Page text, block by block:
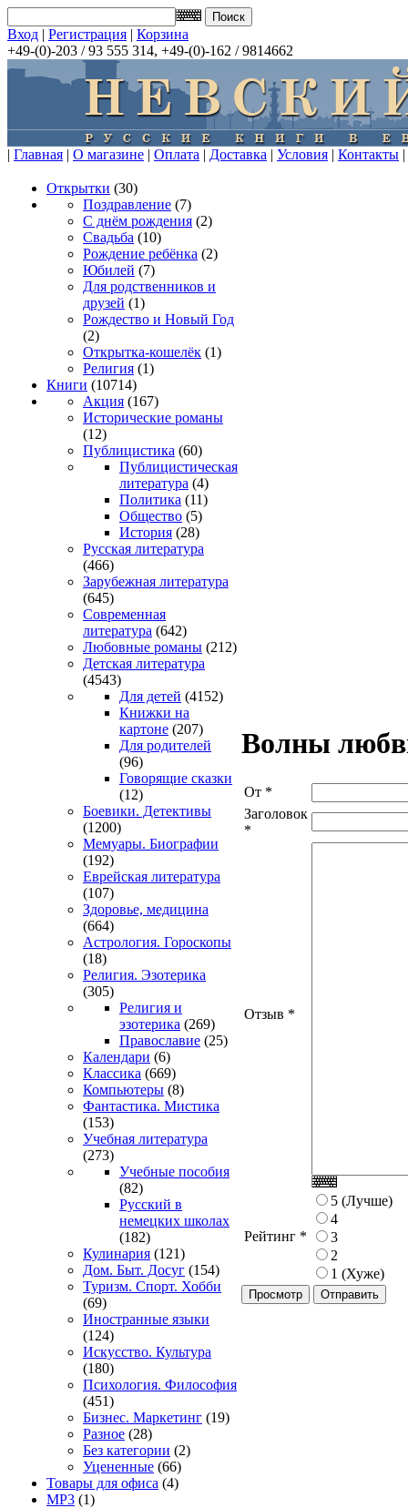
Вход | Регистрация | Корзина
+49-(0)-203 / 93 555 314, +49-(0)-162 / 9814662
| Главная | О магазине | Оплата | Доставка | Условия | Контакты |
Открытки (30)
Поздравление (7)
С днём рождения (2)
Свадьба (10)
Рождение ребёнка (2)
Юбилей (7)
Для родственников и
друзей (1)
Рождество и Новый Год
(2)
Открытка-кошелёк (1)
Религия (1)
Книги (10714)
Акция (167)
Исторические романы
(12)
Публицистика (60)
Публицистическая
литература (4)
Политика (11)
Общество (5)
История (28)
Русская литература
(466)
Зарубежная литература
(645)
Современная
литература (642)
Любовные романы (212)
Детская литература
(4543)
Для детей (4152)
Книжки на
картоне (207)
Для родителей
(96)
Говорящие сказки
(12)
Боевики. Детективы
(1200)
Мемуары. Биографии
(192)
Еврейская литература
(107)
Здоровье, медицина
(664)
Астрология. Гороскопы
(18)
Религия. Эзотерика
(305)
Религия и
эзотерика (269)
Православие (25)
Календари (6)
Классика (669)
Компьютеры (8)
Фантастика. Мистика
(153)
Учебная литература
(273)
Учебные пособия
(82)
Русский в
немецких школах
(182)
Кулинария (121)
Дом. Быт. Досуг (154)
Туризм. Спорт. Хобби
(69)
Иностранные языки
(124)
Искусство. Культура
(180)
Психология. Философия
(451)
Бизнес. Маркетинг (19)
Разное (28)
Без категории (2)
Уцененные (66)
Товары для офиса (4)
MP3 (1)
Волны
От *
Заголовок
*
Отзыв *
Рейтинг *
5 (Лучше)
4
3
2
1 (Хуже)
Просмотр